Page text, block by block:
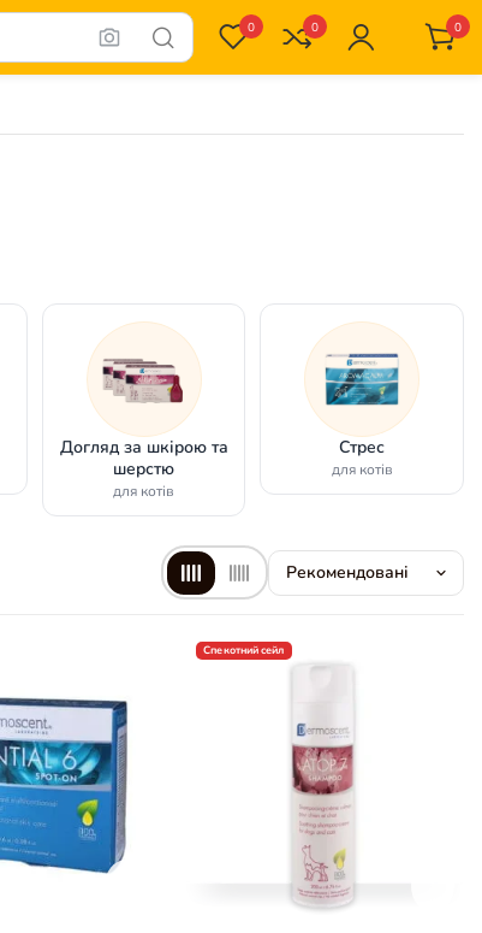
0 0 0
Догляд за шкірою та
шерстю
для котів
Стрес
для котів
Спекотний сейл